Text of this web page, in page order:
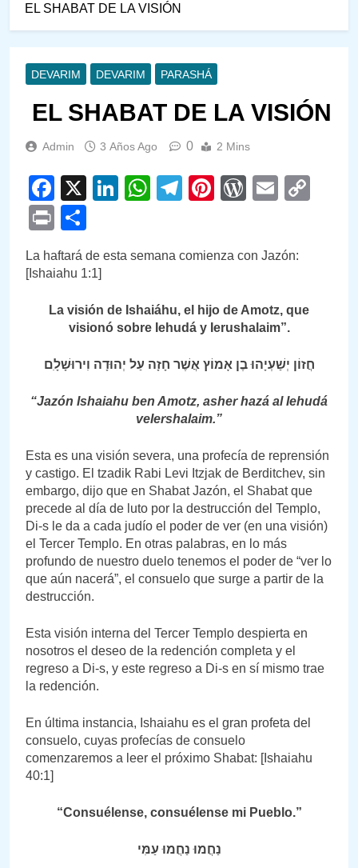
EL SHABAT DE LA VISIÓN
DEVARIM DEVARIM PARASHÁ
EL SHABAT DE LA VISIÓN
Admin 3 Años Ago 0 2 Mins
Facebook
X LinkedIn
WhatsApp
Telegram
PinterestEmail
Print
La haftará de esta semana comienza con Jazón:
[Ishaiahu 1:1]
La visión de Ishaiáhu, el hijo de Amotz, que
visionó sobre Iehudá y Ierushalaim”.
חֲזוֹן יְשַׁעְיָהוּ בֶן אָמוֹץ אֲשֶׁר חָזָה עַל יְהוּדָה וִירוּשָׁלָ‍ִם
“Jazón Ishaiahu ben Amotz, asher hazá al Iehudá
veIershalaim.”
Esta es una visión severa, una profecía de reprensión
y castigo. El tzadik Rabi Levi Itzjak de Berditchev, sin
embargo, dijo que en Shabat Jazón, el Shabat que
precede al día de luto por la destrucción del Templo,
Di-s le da a cada judío el poder de ver (en una visión)
el Tercer Templo. En otras palabras, en lo más
profundo de nuestro duelo tenemos el poder de “ver lo
que aún nacerá”, el consuelo que surge a partir de la
destrucción.
Esta visión interna del Tercer Templo despierta en
nosotros el deseo de la redención completa y el
regreso a Di-s, y este regreso a Di-s en sí mismo trae
la redención.
En última instancia, Ishaiahu es el gran profeta del
consuelo, cuyas profecías de consuelo
comenzaremos a leer el próximo Shabat: [Ishaiahu
40:1]
“Consuélense, consuélense mi Pueblo.”
נַחֲמוּ נַחֲמוּ עַמִּי